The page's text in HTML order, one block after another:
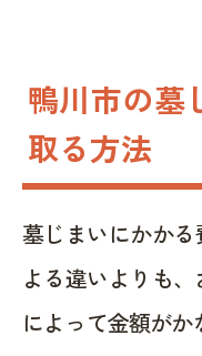
鴨川市の墓
取る方法
墓じまいにかか
よる違いよりも、
によって金額がか